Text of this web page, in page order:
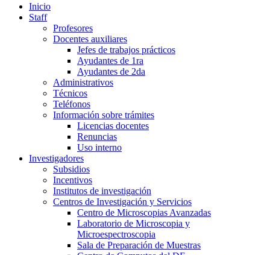
Inicio
Staff
Profesores
Docentes auxiliares
Jefes de trabajos prácticos
Ayudantes de 1ra
Ayudantes de 2da
Administrativos
Técnicos
Teléfonos
Información sobre trámites
Licencias docentes
Renuncias
Uso interno
Investigadores
Subsidios
Incentivos
Institutos de investigación
Centros de Investigación y Servicios
Centro de Microscopias Avanzadas
Laboratorio de Microscopia y
Microespectroscopia
Sala de Preparación de Muestras